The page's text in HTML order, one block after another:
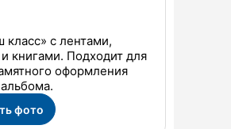
с лентами,
книгами. Подходит для
оформления
фото